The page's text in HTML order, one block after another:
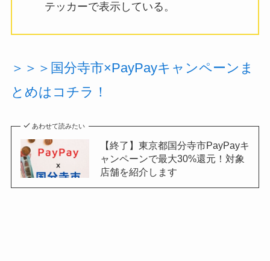
テッカーで表示している。
＞＞＞国分寺市×PayPayキャンペーンま
とめはコチラ！
あわせて読みたい
【終了】東京都国分寺市PayPayキ
ャンペーンで最大30%還元！対象
店舗を紹介します